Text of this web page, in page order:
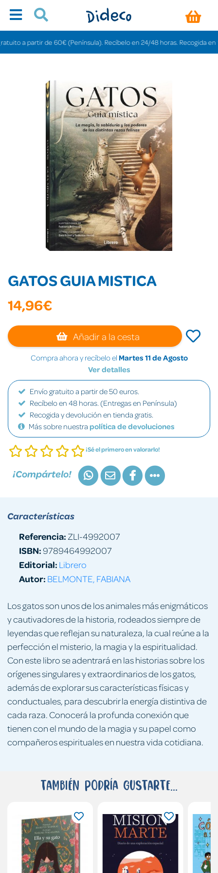
a partir de 60€ (Península). Recíbelo en 24/48 horas. Recogida en
GATOS GUIA MISTICA
14,96€
Añadir a la cesta
Compra ahora y recíbelo el Martes 11 de Agosto
Ver detalles
Envío gratuito a partir de 50 euros.
Recíbelo en 48 horas. (Entregas en Península)
Recogida y devolución en tienda gratis.
Más sobre nuestra política de devoluciones
¡Sé el primero en valorarlo!
¡Compártelo!
Los gatos son unos de los animales más enigmáticos
y cautivadores de la historia, rodeados siempre de
leyendas que reflejan su naturaleza, la cual reúne a la
perfección el misterio, la magia y la espiritualidad.
Con este libro se adentrará en las historias sobre los
orígenes singulares y extraordinarios de los gatos,
además de explorar sus características físicas y
conductuales, para descubrir la energía distintiva de
cada raza. Conocerá la profunda conexión que
tienen con el mundo de la magia y su papel como
compañeros espirituales en nuestra vida cotidiana.
Características
Referencia: ZLI-4992007
ISBN:9789464992007
Editorial: Librero
Autor: BELMONTE, FABIANA
También podría gustarte...